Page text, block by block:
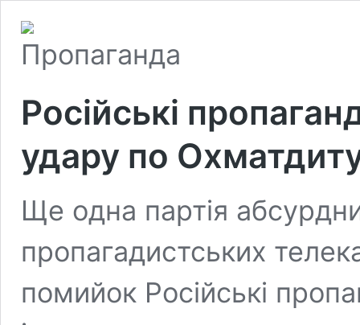
Російські
удару по
Ще одна партія
пропагадистських
помийок Російські